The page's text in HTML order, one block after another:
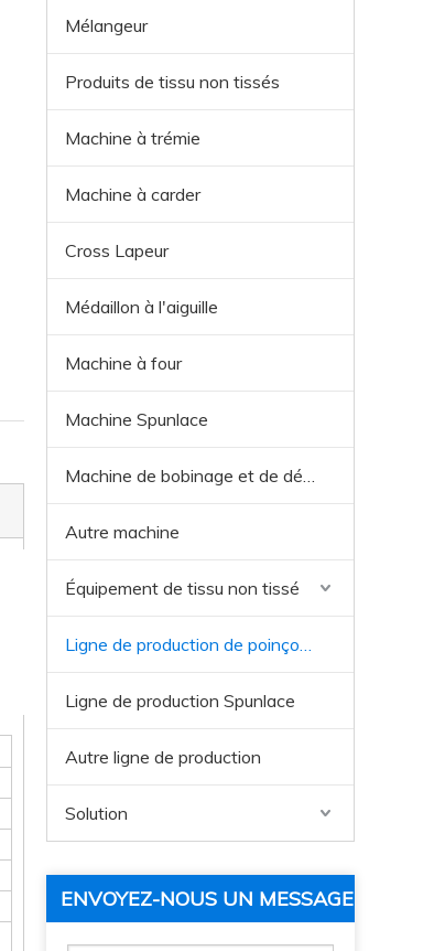
Mélangeur
Produits de tissu non tissés
Machine à trémie
Machine à carder
Cross Lapeur
Médaillon à l'aiguille
Machine à four
Machine Spunlace
Machine de bobinage et de découpe
Autre machine
Équipement de tissu non tissé
Ligne de production de poinçonnage à l'aiguille
Ligne de production Spunlace
Autre ligne de production
Solution
ENVOYEZ-NOUS UN MESSAGE